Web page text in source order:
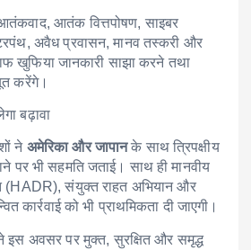
आतंक वित्तपोषण, साइबर
अवैध प्रवासन, मानव तस्करी और
खुफिया जानकारी साझा करने तथा
करेंगे।
बढ़ावा
ने अमेरिका और जापानके साथ त्रिपक्षीय
पर भी सहमति जताई। साथ ही मानवीय
(HADR), संयुक्त राहत अभियान और
कार्रवाई को भी प्राथमिकता दी जाएगी।
इस अवसर पर मुक्त, सुरक्षित और समृद्ध